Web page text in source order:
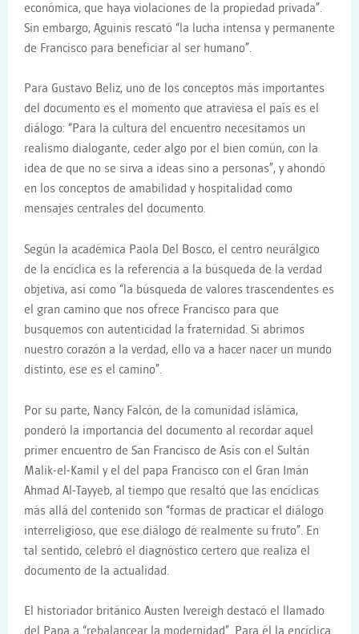
económica, que haya violaciones de la propiedad privada”.
Sin embargo, Aguinis rescató “la lucha intensa y permanente
de Francisco para beneficiar al ser humano”.
Para Gustavo Beliz, uno de los conceptos más importantes
del documento es el momento que atraviesa el país es el
diálogo: “Para la cultura del encuentro necesitamos un
realismo dialogante, ceder algo por el bien común, con la
idea de que no se sirva a ideas sino a personas”, y ahondó
en los conceptos de amabilidad y hospitalidad como
mensajes centrales del documento.
Según la académica Paola Del Bosco, el centro neurálgico
de la encíclica es la referencia a la búsqueda de la verdad
objetiva, así como “la búsqueda de valores trascendentes es
el gran camino que nos ofrece Francisco para que
busquemos con autenticidad la fraternidad. Si abrimos
nuestro corazón a la verdad, ello va a hacer nacer un mundo
distinto, ese es el camino”.
Por su parte, Nancy Falcón, de la comunidad islámica,
ponderó la importancia del documento al recordar aquel
primer encuentro de San Francisco de Asís con el Sultán
Malik-el-Kamil y el del papa Francisco con el Gran Imán
Ahmad Al-Tayyeb, al tiempo que resaltó que las encíclicas
más allá del contenido son “formas de practicar el diálogo
interreligioso, que ese diálogo dé realmente su fruto”. En
tal sentido, celebró el diagnóstico certero que realiza el
documento de la actualidad.
El historiador británico Austen Ivereigh destacó el llamado